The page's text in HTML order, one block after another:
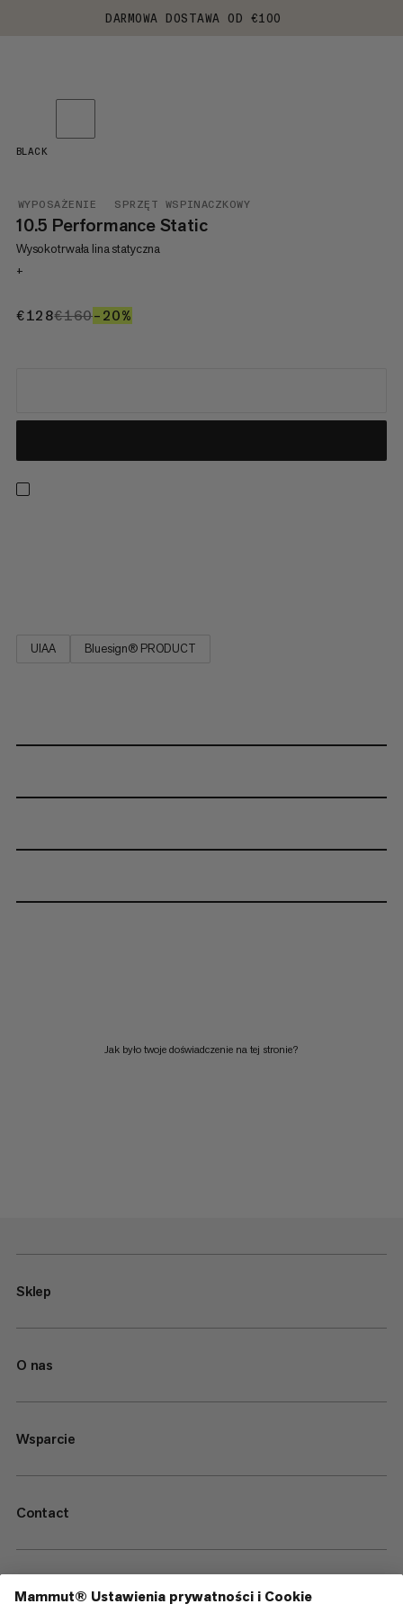
DARMOWA DOSTAWA OD €100
WYPOSAŻENIE SPRZĘT WSPINACZKOWY
10.5 Performance Static
Wysokotrwała lina statyczna
+
€128€128
€160€160
–20%
BLACK
UIAA Bluesign® PRODUCT
Jak było twoje doświadczenie na tej stronie?
Sklep
O nas
Wsparcie
Contact